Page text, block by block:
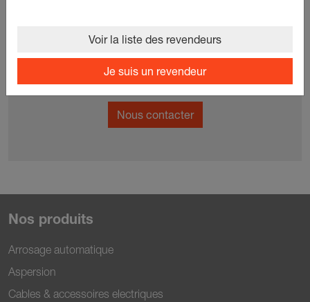
Une question ? Un conseil ?
Nous contacter
Nos produits
Arrosage automatique
Aspersion
Cables & accessoires electriques
Voir la liste des revendeurs
Je suis un revendeur